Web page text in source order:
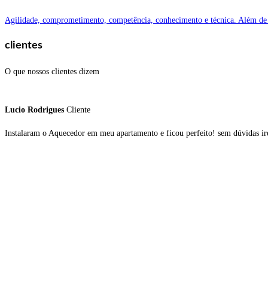
Agilidade, comprometimento, competência, conhecimento e técnica. Além
clientes
O que nossos clientes dizem
Lucio Rodrigues Cliente
Instalaram o Aquecedor em meu apartamento e ficou perfeito! sem dúvidas